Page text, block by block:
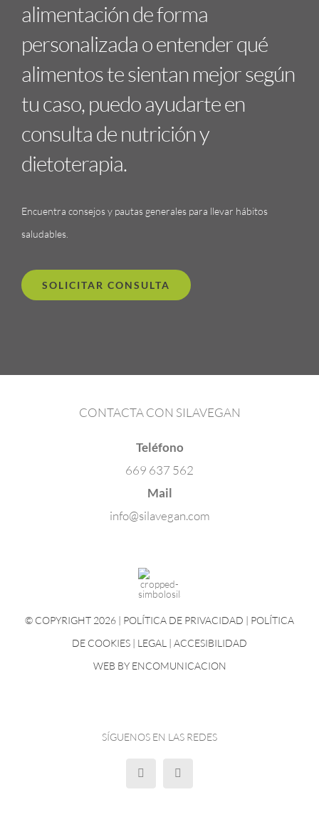
alimentación de forma
personalizada o entender qué
alimentos te sientan mejor según
tu caso, puedo ayudarte en
consulta de nutrición y
dietoterapia.
Encuentra consejos y pautas generales para llevar hábitos
saludables.
SOLICITAR CONSULTA
CONTACTA CON SILAVEGAN
Teléfono
669 637 562
Mail
info@silavegan.com
© COPYRIGHT 2026 | POLÍTICA DE PRIVACIDAD | POLÍTICA
DE COOKIES | LEGAL | ACCESIBILIDAD
WEB BY ENCOMUNICACION
SÍGUENOS EN LAS REDES